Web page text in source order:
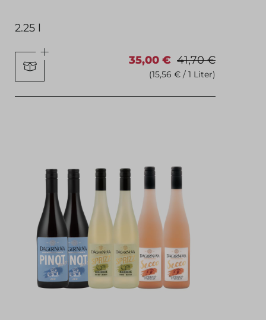
2.25 l
35,00 € 41,70 €
(15,56 € / 1 Liter)